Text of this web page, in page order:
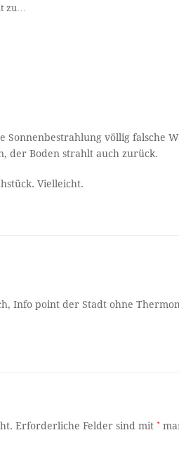
zu…
völlig falsche
der Boden strahlt auch zurück.
Vielleicht.
Info point der Stadt ohne
Erforderliche Felder sind mit*